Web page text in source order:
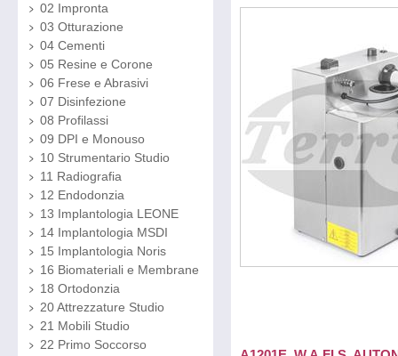
02 Impronta
03 Otturazione
04 Cementi
05 Resine e Corone
06 Frese e Abrasivi
07 Disinfezione
08 Profilassi
09 DPI e Monouso
10 Strumentario Studio
11 Radiografia
12 Endodonzia
13 Implantologia LEONE
14 Implantologia MSDI
15 Implantologia Noris
16 Biomateriali e Membrane
18 Ortodonzia
20 Attrezzature Studio
21 Mobili Studio
22 Primo Soccorso